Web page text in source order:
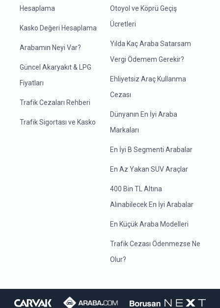
Hesaplama
Kasko Değeri Hesaplama
Arabamın Neyi Var?
Güncel Akaryakıt & LPG
Fiyatları
Trafik Cezaları Rehberi
Trafik Sigortası ve Kasko
Otoyol ve Köprü Geçiş
Ücretleri
Yılda Kaç Araba Satarsam
Vergi Ödemem Gerekir?
Ehliyetsiz Araç Kullanma
Cezası
Dünyanın En İyi Araba
Markaları
En İyi B Segmenti Arabalar
En Az Yakan SUV Araçlar
400 Bin TL Altına
Alınabilecek En İyi Arabalar
En Küçük Araba Modelleri
Trafik Cezası Ödenmezse Ne
Olur?